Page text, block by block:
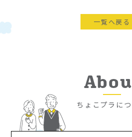
一覧へ戻る
ちょこプラに